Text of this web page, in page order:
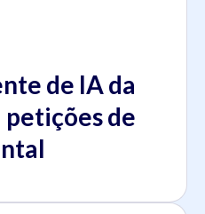
de IA da
de